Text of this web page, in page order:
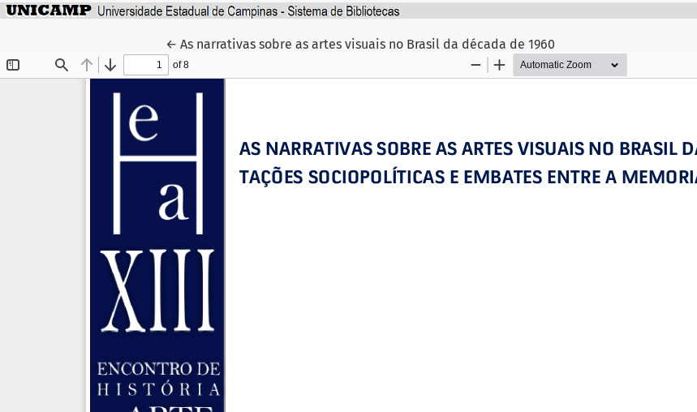
←Voltar aos Detalhes do Artigo
As narrativas sobre as artes visuais no Brasil da década de 1960